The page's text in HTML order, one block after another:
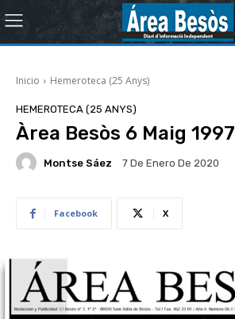
Inicio Hemeroteca (25 Anys)
HEMEROTECA (25 ANYS)
Àrea Besòs 6 Maig 1997
Montse Sáez 7 De Enero De 2020
Facebook X